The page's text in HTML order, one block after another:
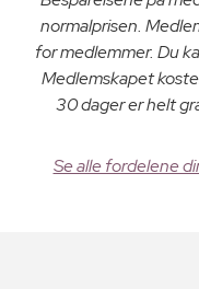
normalprisen.
for medlemmer. Du
Medlemskapet
30 dager er helt
Se alle fordelene